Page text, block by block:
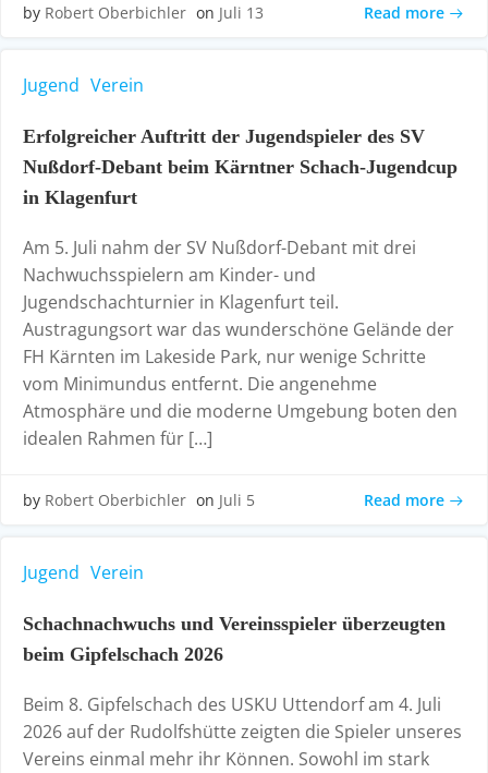
by Robert Oberbichler on Juli 13 Read more
Jugend Verein
Erfolgreicher Auftritt der Jugendspieler des SV
Nußdorf-Debant beim Kärntner Schach-Jugendcup
in Klagenfurt
Am 5. Juli nahm der SV Nußdorf-Debant mit drei
Nachwuchsspielern am Kinder- und
Jugendschachturnier in Klagenfurt teil.
Austragungsort war das wunderschöne Gelände der
FH Kärnten im Lakeside Park, nur wenige Schritte
vom Minimundus entfernt. Die angenehme
Atmosphäre und die moderne Umgebung boten den
idealen Rahmen für […]
by Robert Oberbichler on Juli 5 Read more
Jugend Verein
Schachnachwuchs und Vereinsspieler überzeugten
beim Gipfelschach 2026
Beim 8. Gipfelschach des USKU Uttendorf am 4. Juli
2026 auf der Rudolfshütte zeigten die Spieler unseres
Vereins einmal mehr ihr Können. Sowohl im stark